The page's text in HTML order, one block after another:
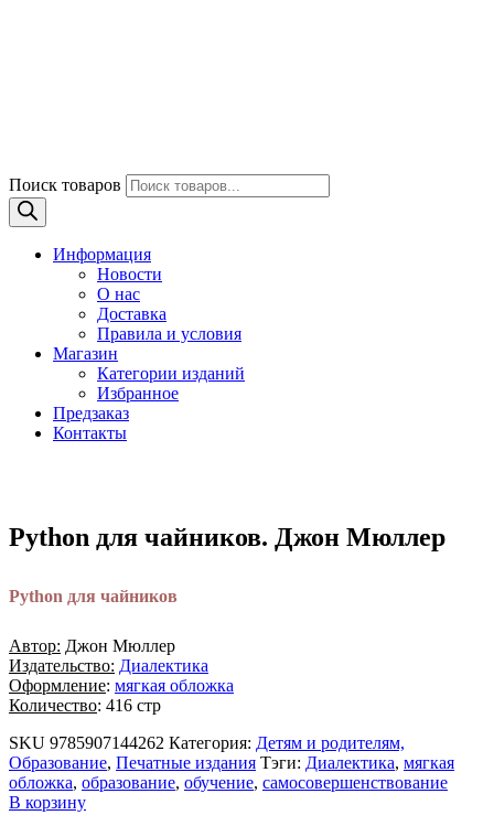
Поиск товаров
Информация
Новости
О нас
Доставка
Правила и условия
Магазин
Категории изданий
Избранное
Предзаказ
Контакты
Python для чайников. Джон Мюллер
Python для чайников
Автор: Джон Мюллер
Издательство: Диалектика
Оформление: мягкая обложка
Количество: 416 стр
SKU 9785907144262 Категория: Детям и родителям,
Образование, Печатные издания Тэги: Диалектика, мягкая
обложка, образование, обучение, самосовершенствование
В корзину